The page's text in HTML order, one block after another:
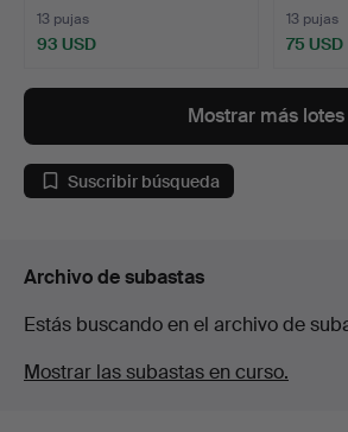
13 pujas
93 USD
13 pujas
75 USD
Mostrar más lotes
Suscribir búsqueda
Archivo de subastas
Estás buscando en el archivo de
Mostrar las subastas en curso.